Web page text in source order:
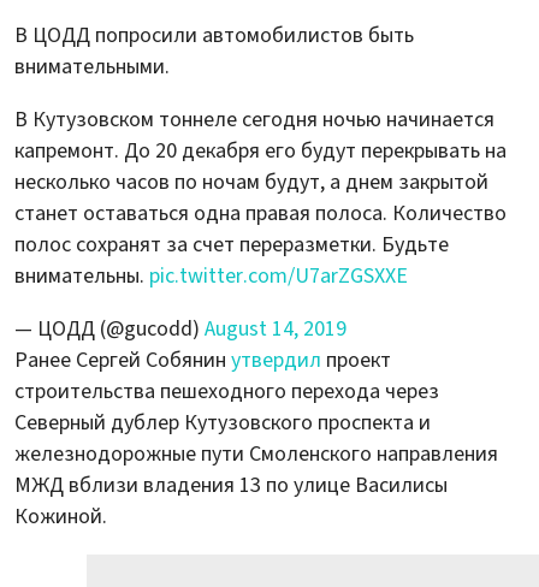
В ЦОДД попросили автомобилистов быть
внимательными.
В Кутузовском тоннеле сегодня ночью начинается
капремонт. До 20 декабря его будут перекрывать на
несколько часов по ночам будут, а днем закрытой
станет оставаться одна правая полоса. Количество
полос сохранят за счет переразметки. Будьте
внимательны. pic.twitter.com/U7arZGSXXE
— ЦОДД (@gucodd) August 14, 2019
Ранее Сергей Собянин утвердил проект
строительства пешеходного перехода через
Северный дублер Кутузовского проспекта и
железнодорожные пути Смоленского направления
МЖД вблизи владения 13 по улице Василисы
Кожиной.